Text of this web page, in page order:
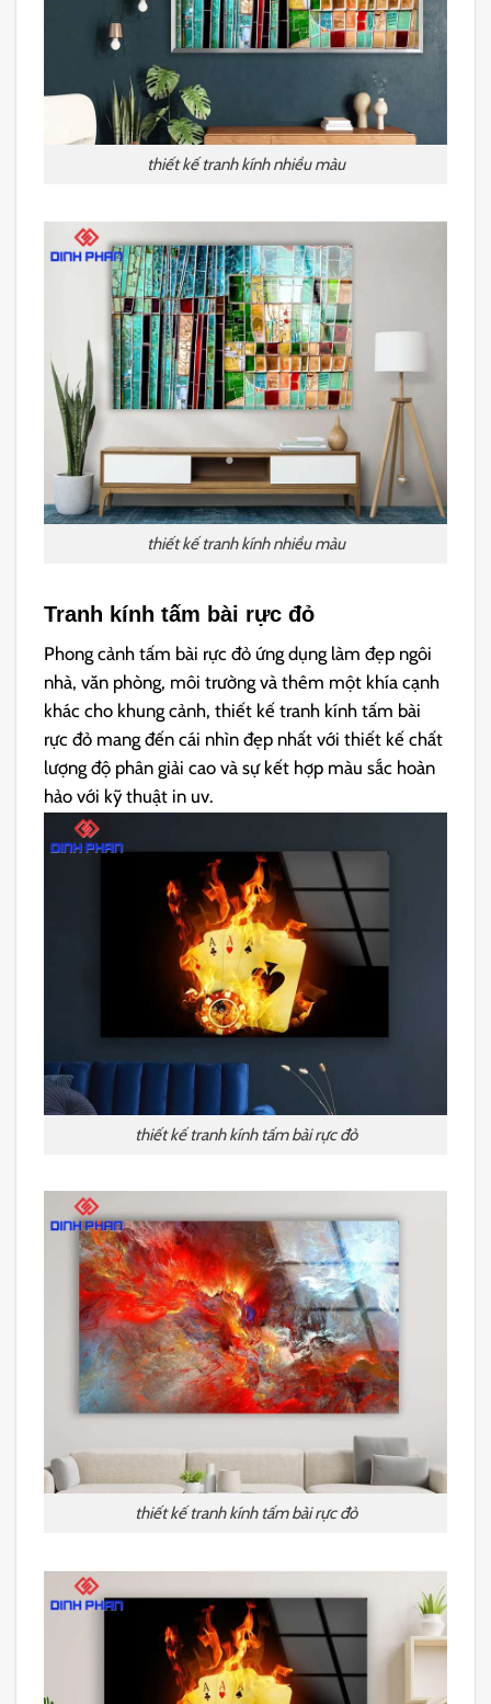
thiết kế tranh kính nhiều màu
thiết kế tranh kính nhiều màu
Tranh kính tấm bài rực đỏ
Phong cảnh tấm bài rực đỏ ứng dụng làm đẹp ngôi
nhà, văn phòng, môi trường và thêm một khía cạnh
khác cho khung cảnh, thiết kế tranh kính tấm bài
rực đỏ mang đến cái nhìn đẹp nhất với thiết kế chất
lượng độ phân giải cao và sự kết hợp màu sắc hoàn
hảo với kỹ thuật in uv.
thiết kế tranh kính tấm bài rực đỏ
thiết kế tranh kính tấm bài rực đỏ